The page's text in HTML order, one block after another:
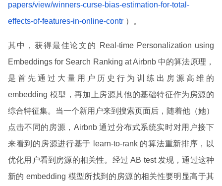
papers/view/winners-curse-bias-estimation-for-total-
effects-of-features-in-online-contr ）。
其中，获得最佳论文的 Real-time Personalization using
Embeddings for Search Ranking at Airbnb 中的算法原理，
是首先通过大量用户历史行为训练出房源高维的
embedding 模型，再加上房源其他的基础特征作为房源的
综合特征集。当一个新用户来到搜索页面后，随着他（她）
点击不同的房源，Airbnb 通过分布式系统实时对用户接下
来看到的房源进行基于 learn-to-rank 的算法重新排序，以
优化用户看到房源的相关性。经过 AB test 发现，通过这种
新的 embedding 模型所找到的房源的相关性要明显高于其